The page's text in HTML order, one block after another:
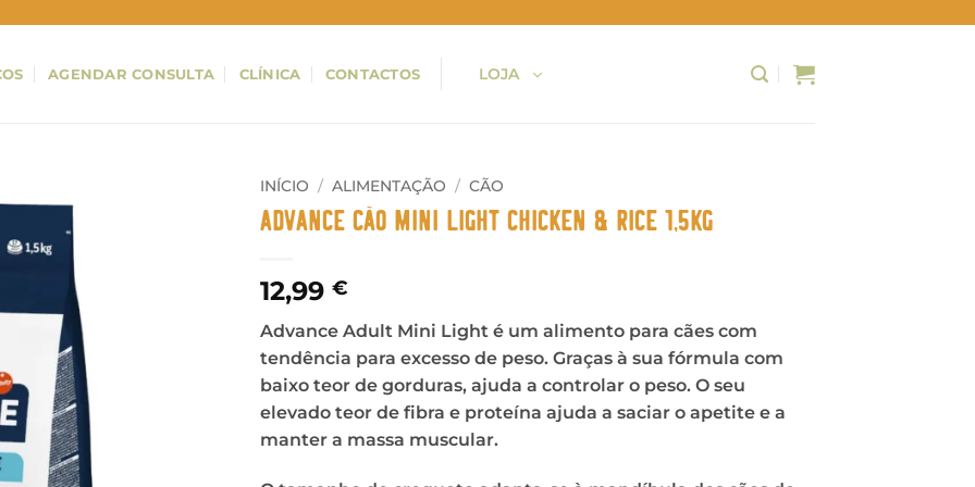
AGENDAR CONSULTA CLÍNICA CONTACTOS LOJA
INÍCIO / ALIMENTAÇÃO / CÃO
Advance Cão Mini Light Chicken & Rice 1,5Kg
12,99 €
Advance Adult Mini Light é um alimento para cães com
tendência para excesso de peso. Graças à sua fórmula com
baixo teor de gorduras, ajuda a controlar o peso. O seu
elevado teor de fibra e proteína ajuda a saciar o apetite e a
manter a massa muscular.